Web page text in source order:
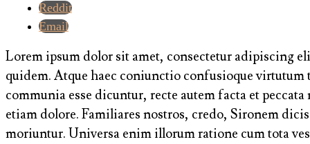
Reddit
Email
Lorem ipsum dolor sit amet, consectetur adipiscing
quidem. Atque haec coniunctio confusioque
communia esse dicuntur, recte autem facta et
etiam dolore. Familiares nostros, credo, Sironem
moriuntur. Universa enim illorum ratione cum tota